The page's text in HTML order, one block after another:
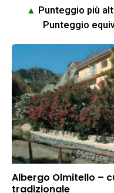
▲ Punteggio più
Punteggio
Albergo Olmitello –
tradizionale